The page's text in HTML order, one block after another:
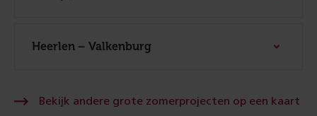
Heerlen – Valkenburg
Bekijk andere grote zomerprojecten op een kaart